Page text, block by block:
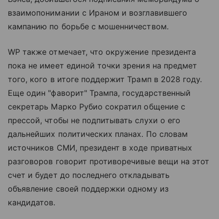
взаимопонимании с Ираном и возглавившего
кампанию по борьбе с мошенничеством.
WP также отмечает, что окружение президента
пока не имеет единой точки зрения на предмет
того, кого в итоге поддержит Трамп в 2028 году.
Еще один "фаворит" Трампа, государственный
секретарь Марко Рубио сократил общение с
прессой, чтобы не подпитывать слухи о его
дальнейших политических планах. По словам
источников СМИ, президент в ходе приватных
разговоров говорит противоречивые вещи на этот
счет и будет до последнего откладывать
объявление своей поддержки одному из
кандидатов.